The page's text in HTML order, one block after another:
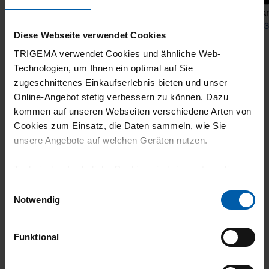
Diese Webseite verwendet Cookies
TRIGEMA verwendet Cookies und ähnliche Web-
Technologien, um Ihnen ein optimal auf Sie
zugeschnittenes Einkaufserlebnis bieten und unser
Online-Angebot stetig verbessern zu können. Dazu
kommen auf unseren Webseiten verschiedene Arten von
Cookies zum Einsatz, die Daten sammeln, wie Sie
unsere Angebote auf welchen Geräten nutzen.
grundlegende Funktionen wie etwa zur Auswahl und
gewährleisten.
Notwendig
Funktional
T-Shirt DELUXE Cotton
from